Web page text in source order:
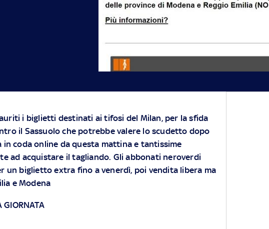
i biglietti destinati ai tifosi del Milan, per la sfida
il Sassuolo che potrebbe valere lo scudetto dopo
in coda online da questa mattina e tantissime
ad acquistare il tagliando. Gli abbonati neroverdi
un biglietto extra fino a venerdì, poi vendita libera ma
e Modena
GIORNATA